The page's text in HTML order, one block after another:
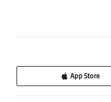
App Store